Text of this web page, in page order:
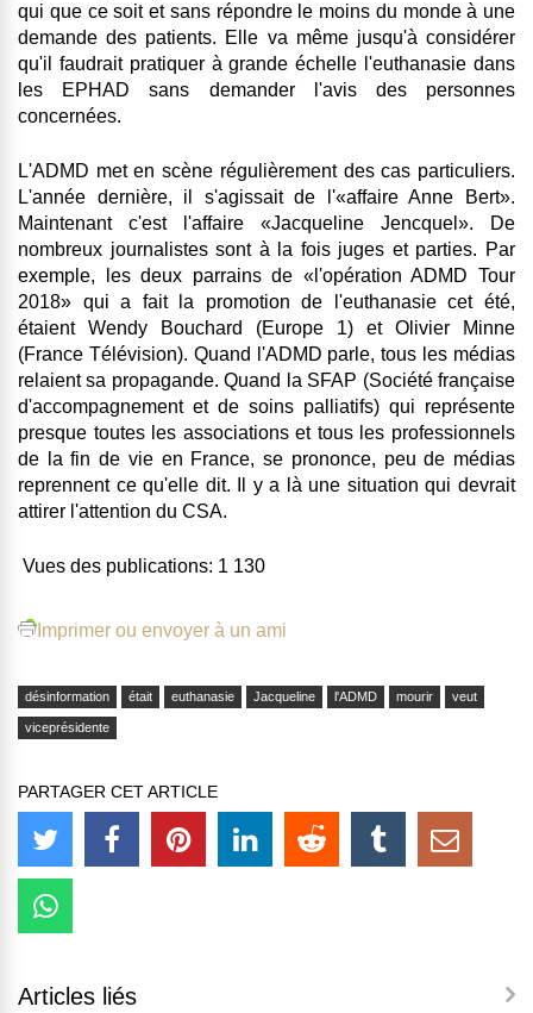
qui que ce soit et sans répondre le moins du monde à une
demande des patients. Elle va même jusqu'à considérer
qu'il faudrait pratiquer à grande échelle l'euthanasie dans
les EPHAD sans demander l'avis des personnes
concernées.
L'ADMD met en scène régulièrement des cas particuliers.
L'année dernière, il s'agissait de l'«affaire Anne Bert».
Maintenant c'est l'affaire «Jacqueline Jencquel». De
nombreux journalistes sont à la fois juges et parties. Par
exemple, les deux parrains de «l'opération ADMD Tour
2018» qui a fait la promotion de l'euthanasie cet été,
étaient Wendy Bouchard (Europe 1) et Olivier Minne
(France Télévision). Quand l'ADMD parle, tous les médias
relaient sa propagande. Quand la SFAP (Société française
d'accompagnement et de soins palliatifs) qui représente
presque toutes les associations et tous les professionnels
de la fin de vie en France, se prononce, peu de médias
reprennent ce qu'elle dit. Il y a là une situation qui devrait
attirer l'attention du CSA.
Vues des publications: 1 130
Imprimer ou envoyer à un ami
désinformation était euthanasie Jacqueline l'ADMD mourir veut
viceprésidente
PARTAGER CET ARTICLE
Articles liés